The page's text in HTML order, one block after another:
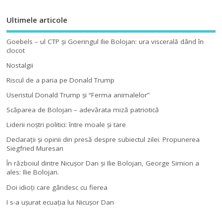
Ultimele articole
Goebels – ul CTP şi Goeringul Ilie Bolojan: ura viscerală dând în
clocot
Nostalgii
Riscul de a paria pe Donald Trump
Useristul Donald Trump şi “Ferma animalelor”
Scăparea de Bolojan – adevărata miză patriotică
Liderii noştri politici: între moale şi tare
Declaraţii şi opinii din presă despre subiectul zilei. Propunerea
Siegfried Muresan
În războiul dintre Nicuşor Dan şi Ilie Bolojan, George Simion a
ales: Ilie Bolojan.
Doi idioţi care gândesc cu fierea
I s-a uşurat ecuaţia lui Nicuşor Dan